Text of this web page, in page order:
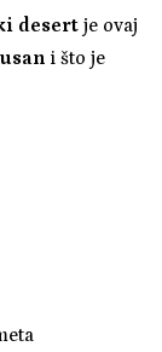
desert je ovaj
i što je